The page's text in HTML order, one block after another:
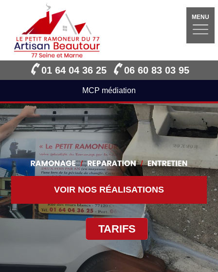
MENU
01 64 04 36 25 06 60 83 03 95
MCP médiation
VOIR NOS RÉALISATIONS
TARIFS